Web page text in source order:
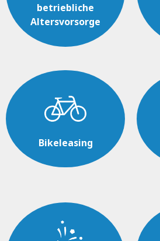
betriebliche
Altersvorsorge
Bikeleasing